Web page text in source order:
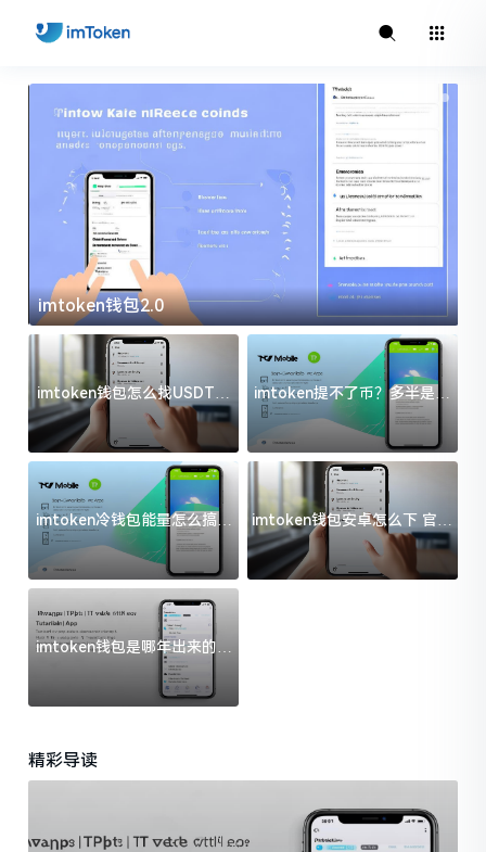
imtoken钱包2.0
imtoken钱包怎么找USDT地
址？三步搞定不踩坑
imtoken提不了币？多半是这
几件事没处理好
imtoken冷钱包能量怎么搞？
过来人告诉你门道
imtoken钱包安卓怎么下 官方
渠道避坑指南
imtoken钱包是哪年出来的？
一文给你说清楚
精彩导读